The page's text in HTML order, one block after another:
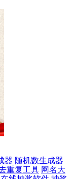
器 随机数生成器
重复工具 网名大